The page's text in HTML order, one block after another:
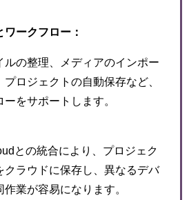
ークフロー：
ルの整理、メディアのインポー
プロジェクトの自動保存など、
をサポートします。
との統合により、プロジェク
クラウドに保存し、異なるデバ
業が容易になります。